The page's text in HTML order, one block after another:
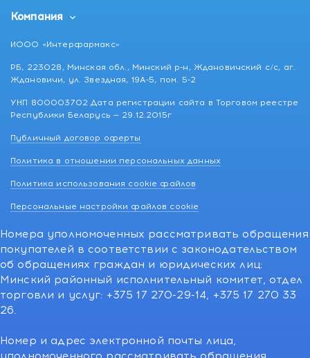
Компания
ИООО «Интерфармакс»
РБ, 223028, Минская обл., Минский р-н, Ждановичский с/с, аг.
Ждановичи, ул. Звездная, 19А-5, пом. 5-2
УНП 800003702 Дата регистрации сайта в Торговом реестре
Республики Беларусь — 29.12.2015г
Публичный договор оферты
Политика в отношении персональных данных
Политика использования cookie файлов
Персональные настройки файлов cookie
Номера уполномоченных рассматривать обращения
покупателей в соответствии с законодательством
об обращениях граждан и юридических лиц:
Минский районный исполнительный комитет, отдел
торговли и услуг: +375 17 270-29-14, +375 17 270 33
26.
Номер и адрес электронной почты лица,